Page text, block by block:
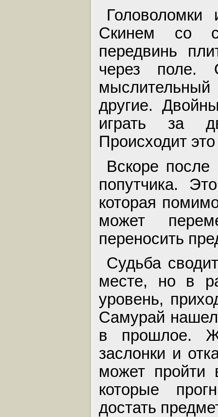
Головоломки
Скинем со
передвинь
через поле.
другие.
играть за
Происходит это
Вскоре после
попутчика.
которая
может
переносить
Судьба
месте, но в
уровень,
Самурай нашел
в прошлое.
заслонки и
может пройти
которые
достать